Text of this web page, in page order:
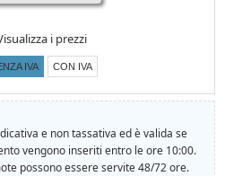
i prezzi
IVA CON IVA
e non tassativa ed è valida se
vengono inseriti entro le ore 10:00.
possono essere servite 48/72 ore.